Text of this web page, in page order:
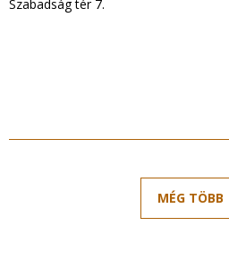
Szabadság tér 7.
MÉG TÖBB